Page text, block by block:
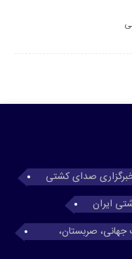
صدای کشتی
ایران
جهانی، صربستان،